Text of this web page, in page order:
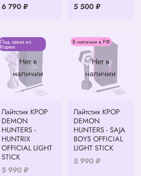
6 790 ₽
5 500 ₽
Нет в
наличии
Под заказ из
Кореи
Лайтстик KPOP
DEMON
HUNTERS -
HUNTRIX
OFFICIAL LIGHT
STICK
5 990 ₽
Нет в
наличии
В наличии в РФ
Лайтстик KPOP
DEMON
HUNTERS - SAJA
BOYS OFFICIAL
LIGHT STICK
5 990 ₽